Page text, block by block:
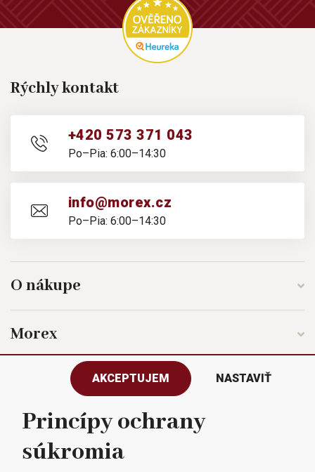
Rýchly kontakt
+420 573 371 043
Po–Pia: 6:00–14:30
info@morex.cz
Po–Pia: 6:00–14:30
O nákupe
Morex
Sledujte nás
Všetky práva vyhradené © 2023
AKCEPTUJEM NASTAVIŤ
Princípy ochrany
súkromia